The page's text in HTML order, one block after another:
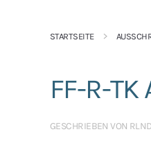
STARTSEITE
FF-R-TK
GESCHRIEBEN VON RLND